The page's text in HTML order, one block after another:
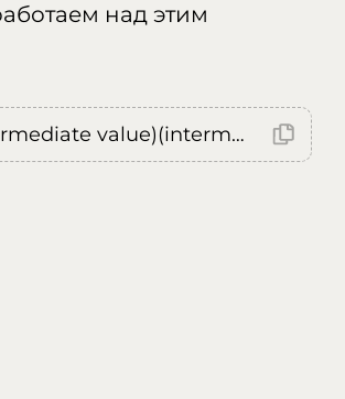
над этим
Error: (intermediate value)(intermediate value)(intermediate value).replaceAll is not a function